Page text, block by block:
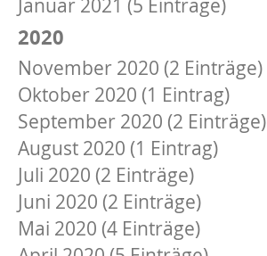
Januar 2021 (5 Einträge)
2020
November 2020 (2 Einträge)
Oktober 2020 (1 Eintrag)
September 2020 (2 Einträge)
August 2020 (1 Eintrag)
Juli 2020 (2 Einträge)
Juni 2020 (2 Einträge)
Mai 2020 (4 Einträge)